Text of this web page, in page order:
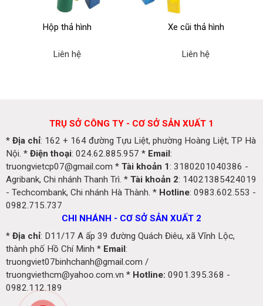
Hộp thả hình
Liên hệ
Xe cũi thả hình
Liên hệ
TRỤ SỞ CÔNG TY - CƠ SỞ SẢN XUẤT 1
* Địa chỉ: 162 + 164 đường Tựu Liệt, phường Hoàng Liệt, TP Hà
Nội. * Điện thoại: 024.62.885.957 * Email :
truongvietcp07@gmail.com * Tài khoản 1: 3180201040386 -
Agribank, Chi nhánh Thanh Trì. * Tài khoản 2: 14021385424019
- Techcombank, Chi nhánh Hà Thành. * Hotline: 0983.602.553 -
0982.715.737
CHI NHÁNH - CƠ SỞ SẢN XUẤT 2
* Địa chỉ: D11/17 A ấp 39 đường Quách Điêu, xã Vĩnh Lộc,
thành phố Hồ Chí Minh * Email:
truongviet07binhchanh@gmail.com /
truongviethcm@yahoo.com.vn * Hotline: 0901.395.368 -
0982.112.189